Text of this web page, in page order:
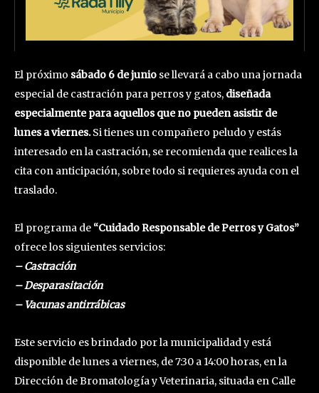
El próximo sábado 6 de junio se llevará a cabo una jornada
especial de castración para perros y gatos, diseñada
especialmente para aquellos que no pueden asistir de
lunes a viernes.Si tienes un compañero peludo y estás
interesado en la castración, se recomienda que realices la
cita con anticipación, sobre todo si requieres ayuda con el
traslado.
El programa de “Cuidado Responsable de Perros y Gatos”
ofrece los siguientes servicios:
– Castración
– Desparasitación
– Vacunas antirrábicas
Este servicio es brindado por la municipalidad y está
disponible de lunes a viernes, de 7:30 a 14:00 horas, en la
Dirección de Bromatología y Veterinaria, situada en Calle